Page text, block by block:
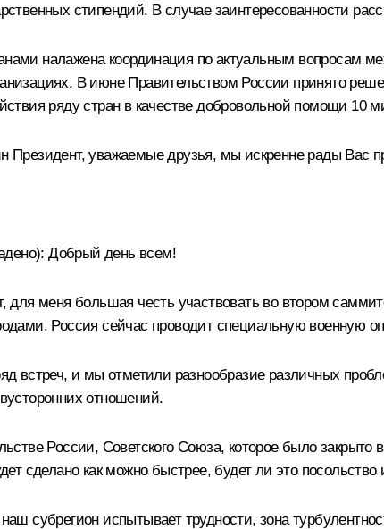
стипендий. В случае заинтересованности
налажена координация по актуальным вопросам
В июне Правительством России принято
ряду стран в качестве добровольной помощи
Президент, уважаемые друзья, мы искренне рады Вас
:Добрый день всем!
для меня большая честь участвовать во втором
Россия сейчас проводит специальную военную
встреч, и мы отметили разнообразие различных
отношений.
России, Советского Союза, которое было
сделано как можно быстрее, будет ли это
субрегион испытывает трудности, зона